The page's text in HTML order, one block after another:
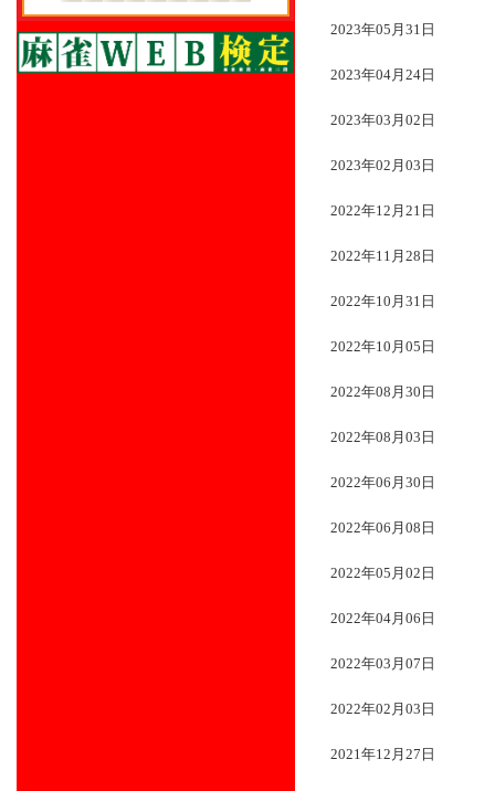
2023年05月31日
2023年04月24日
2023年03月02日
2023年02月03日
2022年12月21日
2022年11月28日
2022年10月31日
2022年10月05日
2022年08月30日
2022年08月03日
2022年06月30日
2022年06月08日
2022年05月02日
2022年04月06日
2022年03月07日
2022年02月03日
2021年12月27日